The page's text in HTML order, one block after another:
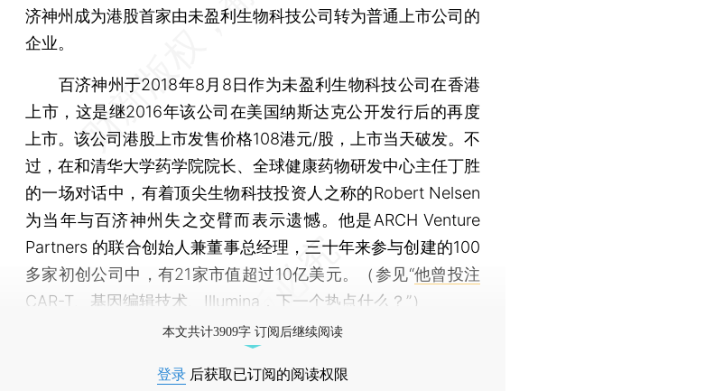
济神州成为港股首家由未盈利生物科技公司转为普通上市公司的
企业。
百济神州于2018年8月8日作为未盈利生物科技公司在香港
上市，这是继2016年该公司在美国纳斯达克公开发行后的再度
上市。该公司港股上市发售价格108港元/股，上市当天破发。不
过，在和清华大学药学院院长、全球健康药物研发中心主任丁胜
的一场对话中，有着顶尖生物科技投资人之称的Robert Nelsen
为当年与百济神州失之交臂而表示遗憾。他是ARCH Venture
Partners 的联合创始人兼董事总经理，三十年来参与创建的100
多家初创公司中，有21家市值超过10亿美元。（参见“他曾投注
CAR-T、基因编辑技术、Illumina，下一个热点什么？ ”）
本文共计3909字 订阅后继续阅读
登录 后获取已订阅的阅读权限